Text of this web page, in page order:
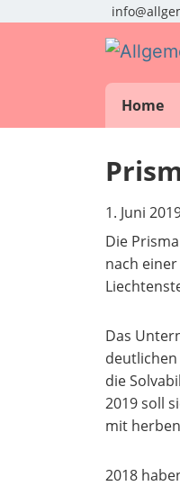
Home
1. Juni
Die
nach
Das
deutlichen
die
2019 soll
mit
2018